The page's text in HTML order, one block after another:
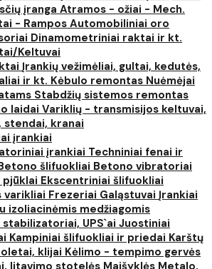
įranga Atramos - ožiai - Mech.
- Rampos Automobiliniai oro
Dinamometriniai raktai ir kt.
Keltuvai
Įrankių vežimėliai, gultai, kedutės,
ir kt. Kėbulo remontas Nuėmėjai
Stabdžių sistemos remontas
laidai Variklių - transmisijos keltuvai,
stendai, kranai
įrankiai
įrankiai Techniniai fenai ir
šlifuokliai Betono vibratoriai
pjūklai Ekscentriniai šlifuokliai
varikliai Frezeriai Galąstuvai Įrankiai
izoliacinėmis medžiagomis
UPS`ai Juostiniai
Kampiniai šlifuokliai ir priedai Karštų
klijai Kėlimo - tempimo gervės
litavimo stotelės Maišyklės Metalo,